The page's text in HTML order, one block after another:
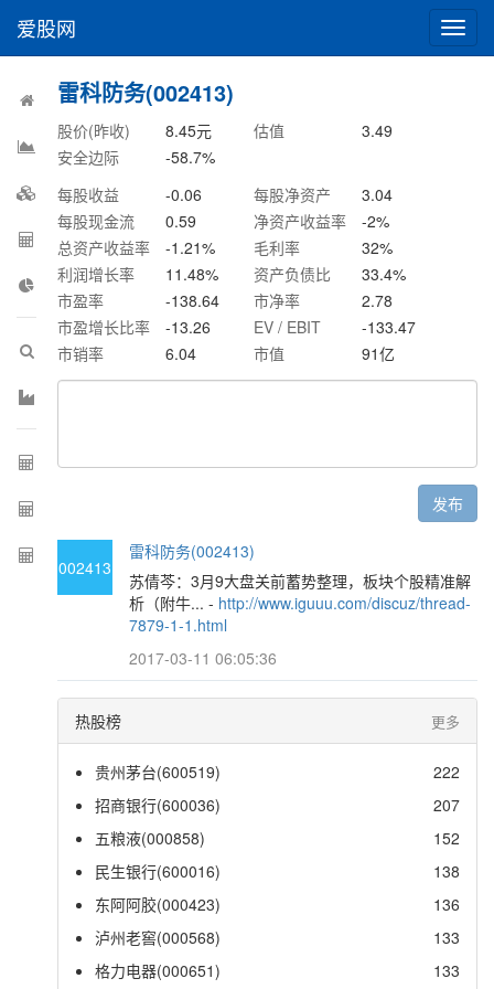
切
换
爱股网
雷科防务(002413)
股价(昨收) 8.45元 估值
3.49
安全边际
-58.7%
每股收益
-0.06 每股净资产
3.04
每股现金流
0.59 净资产收益率 -2%
总资产收益率
-1.21% 毛利率 32%
利润增长率
11.48% 资产负债比 33.4%
市盈率
-138.64 市净率
2.78
市盈增长比率
-13.26 EV / EBIT
-133.47
市销率
6.04 市值 91亿
发布
002413
雷科防务(002413)
苏倩芩：3月9大盘关前蓄势整理，板块个股精准解
析（附牛... - http://www.iguuu.com/discuz/thread-
7879-1-1.html
2017-03-11 06:05:36
热股榜 更多
贵州茅台(600519)
222
招商银行(600036)
207
五粮液(000858)
152
民生银行(600016)
138
东阿阿胶(000423)
136
泸州老窖(000568)
133
格力电器(000651)
133